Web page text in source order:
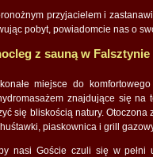
przyjacielem i
pobyt, powiadomcie nas o
z sauną w Falsztynie
miejsce do
znajdujące się
się bliskością natury.
piaskownica i grill
nasi Goście czuli się w pełni